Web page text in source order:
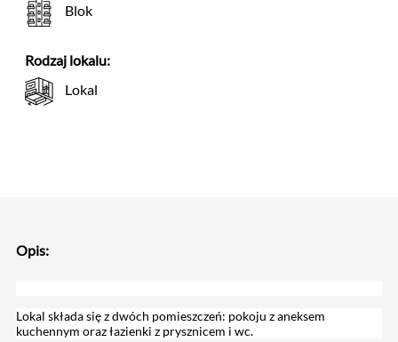
Blok
Rodzaj lokalu:
Lokal
Opis:
Lokal składa się z dwóch pomieszczeń: pokoju z aneksem
kuchennym oraz łazienki z prysznicem i wc.